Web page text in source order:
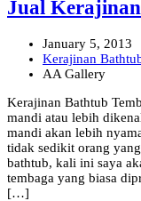
Jual
January 5, 2013
Kerajinan
AA Gallery
Kerajinan Bathtub
mandi atau lebih
mandi akan lebih
tidak sedikit orang
bathtub, kali ini saya
tembaga yang biasa
[…]